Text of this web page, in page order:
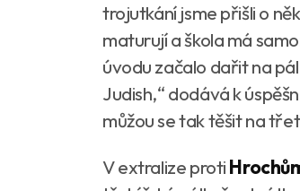
trojutkání jsme přišli o
maturují a škola má
úvodu začalo dařit na
Judish,“ dodává k
můžou se tak těšit na
V extralize proti